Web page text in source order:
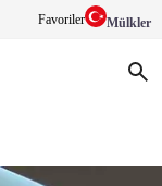
Favoriler Mülkler